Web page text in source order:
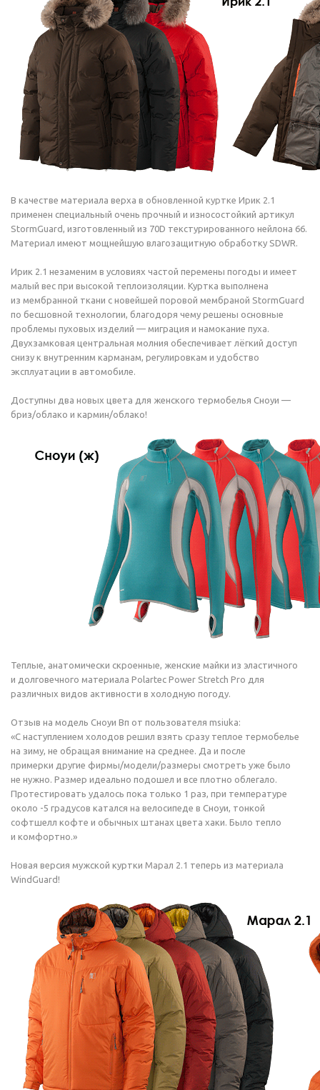
В качестве материала верха в обновленной куртке Ирик 2.1
применен специальный очень прочный и износостойкий артикул
StormGuard, изготовленный из 70D текстурированного нейлона 66.
Материал имеют мощнейшую влагозащитную обработку SDWR.
Ирик 2.1 незаменим в условиях частой перемены погоды и имеет
малый вес при высокой теплоизоляции. Куртка выполнена
из мембранной ткани с новейшей поровой мембраной StormGuard
по бесшовной технологии, благодоря чему решены основные
проблемы пуховых изделий — миграция и намокание пуха.
Двухзамковая центральная молния обеспечивает лёгкий доступ
снизу к внутренним карманам, регулировкам и удобство
эксплуатации в автомобиле.
Доступны два новых цвета для женского термобелья Сноуи —
бриз/облако и кармин/облако!
Теплые, анатомически скроенные, женские майки из эластичного
и долговечного материала Polartec Power Stretch Pro для
различных видов активности в холодную погоду.
Отзыв на модель Сноуи Вп от пользователя msiuka:
«С наступлением холодов решил взять сразу теплое термобелье
на зиму, не обращая внимание на среднее. Да и после
примерки другие фирмы/модели/размеры смотреть уже было
не нужно. Размер идеально подошел и все плотно облегало.
Протестировать удалось пока только 1 раз, при температуре
около -5 градусов катался на велосипеде в Сноуи, тонкой
софтшелл кофте и обычных штанах цвета хаки. Было тепло
и комфортно.»
Новая версия мужской куртки Марал 2.1 теперь из материала
WindGuard!